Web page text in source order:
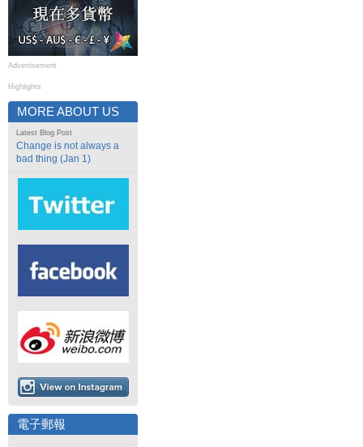
Advertisement
Highlights
MORE ABOUT US
Latest Blog Post
Change is not always a
bad thing (Jan 1)
電子郵報